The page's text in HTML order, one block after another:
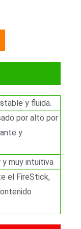
y fluida.
por alto por
y
muy intuitiva
el FireStick,